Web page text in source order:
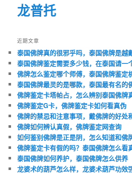
龙普托
近期文章
泰国佛牌真的很邪乎吗，泰国佛牌是越
泰国佛牌鉴定需要多少钱，在泰国请一
佛牌怎么鉴定哪个师傅，泰国佛牌鉴定
泰国佛牌最灵的是哪款，泰国最有名的
佛牌鉴定卡塔帕占，怎么辨别泰国佛牌
佛牌鉴定G卡，佛牌鉴定卡如何看真伪
佛牌的禁忌和注意事项，戴佛牌的好处
佛牌如何辨认真假，佛牌鉴定网查询
如何鉴别佛牌是正是阴，怎么知道和佛
佛牌鉴定卡有假的吗？泰国佛牌怎么看
泰国佛牌如何养护，泰国佛牌怎么供养
龙婆术的葫芦怎么样，龙婆术葫芦功效